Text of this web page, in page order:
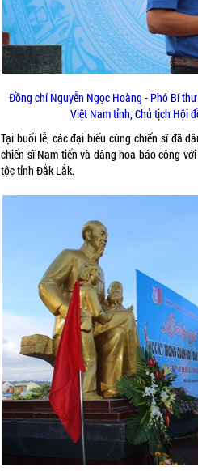
Đồng chí Nguyễn Ngọc Hoàng - Phó Bí
Việt Nam tỉnh, Chủ tịch Hội
Tại buổi lễ, các đại biểu cùng chiến sĩ đã
chiến sĩ Nam tiến và dâng hoa báo công
tộc tỉnh Đắk Lắk.